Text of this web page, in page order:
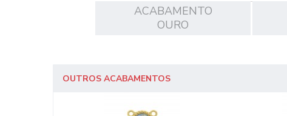
ACABAMENTO
OURO
OUTROS ACABAMENTOS